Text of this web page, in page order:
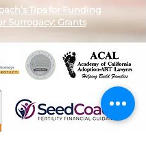
Tips for Funding
Surrogacy: Grants